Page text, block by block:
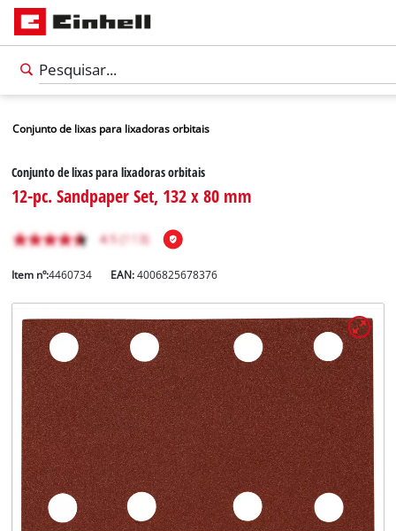
Português
PTPortuguês
English
Conjunto de lixas para lixadoras orbitais
Conjunto de lixas para lixadoras orbitais
12-pc. Sandpaper Set, 132 x 80 mm
Item nº:4460734 EAN:4006825678376